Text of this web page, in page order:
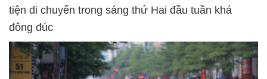
tiện di chuyển trong sáng thứ Hai đầu tuần khá
đông đúc